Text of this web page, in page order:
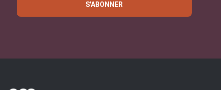
S'ABONNER